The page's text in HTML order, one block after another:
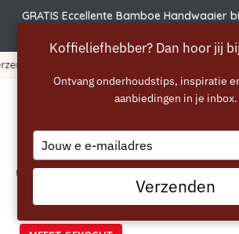
GRATIS Eccellente Bamboe Handwaaier
Home
Koffieliefhebber? Dan hoor jij
Ontvang onderhoudstips, inspiratie
aanbiedingen in je inbox.
Type
your
email
Verzenden